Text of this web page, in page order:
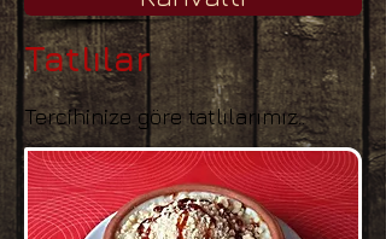
Tatlılar
Tercihinize göre tatlılarımız..